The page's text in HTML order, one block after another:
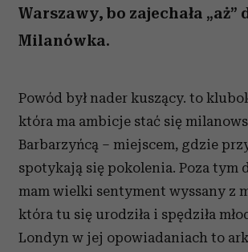
Warszawy, bo zajechała „aż”
Milanówka.
Powód był nader kuszący. to
która ma ambicje stać się
Barbarzyńcą – miejscem, gdzie
spotykają się pokolenia. Poza tym
mam wielki sentyment wyssany z
która tu się urodziła i spędziła
Londyn w jej opowiadaniach to